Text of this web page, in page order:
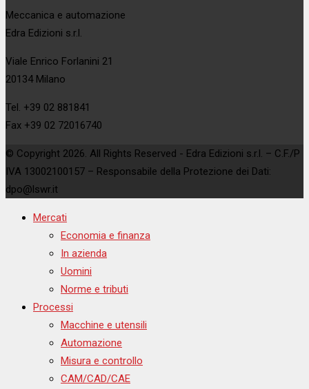
Meccanica e automazione
Edra Edizioni s.r.l.
Viale Enrico Forlanini 21
20134 Milano
Tel. +39 02 881841
Fax +39 02 72016740
© Copyright 2026. All Rights Reserved - Edra Edizioni s.r.l. – C.F./P
IVA 13002100157 – Responsabile della Protezione dei Dati:
dpo@lswr.it
Mercati
Economia e finanza
In azienda
Uomini
Norme e tributi
Processi
Macchine e utensili
Automazione
Misura e controllo
CAM/CAD/CAE